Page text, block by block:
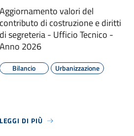
valori del
di costruzione e diritti
segreteria - Ufficio Tecnico -
2026
Bilancio Urbanizzazione
DI PIÙ